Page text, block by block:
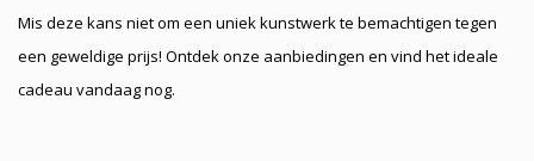
Mis deze kans niet om een uniek kunstwerk te bemachtigen tegen
een geweldige prijs! Ontdek onze aanbiedingen en vind het ideale
cadeau vandaag nog.